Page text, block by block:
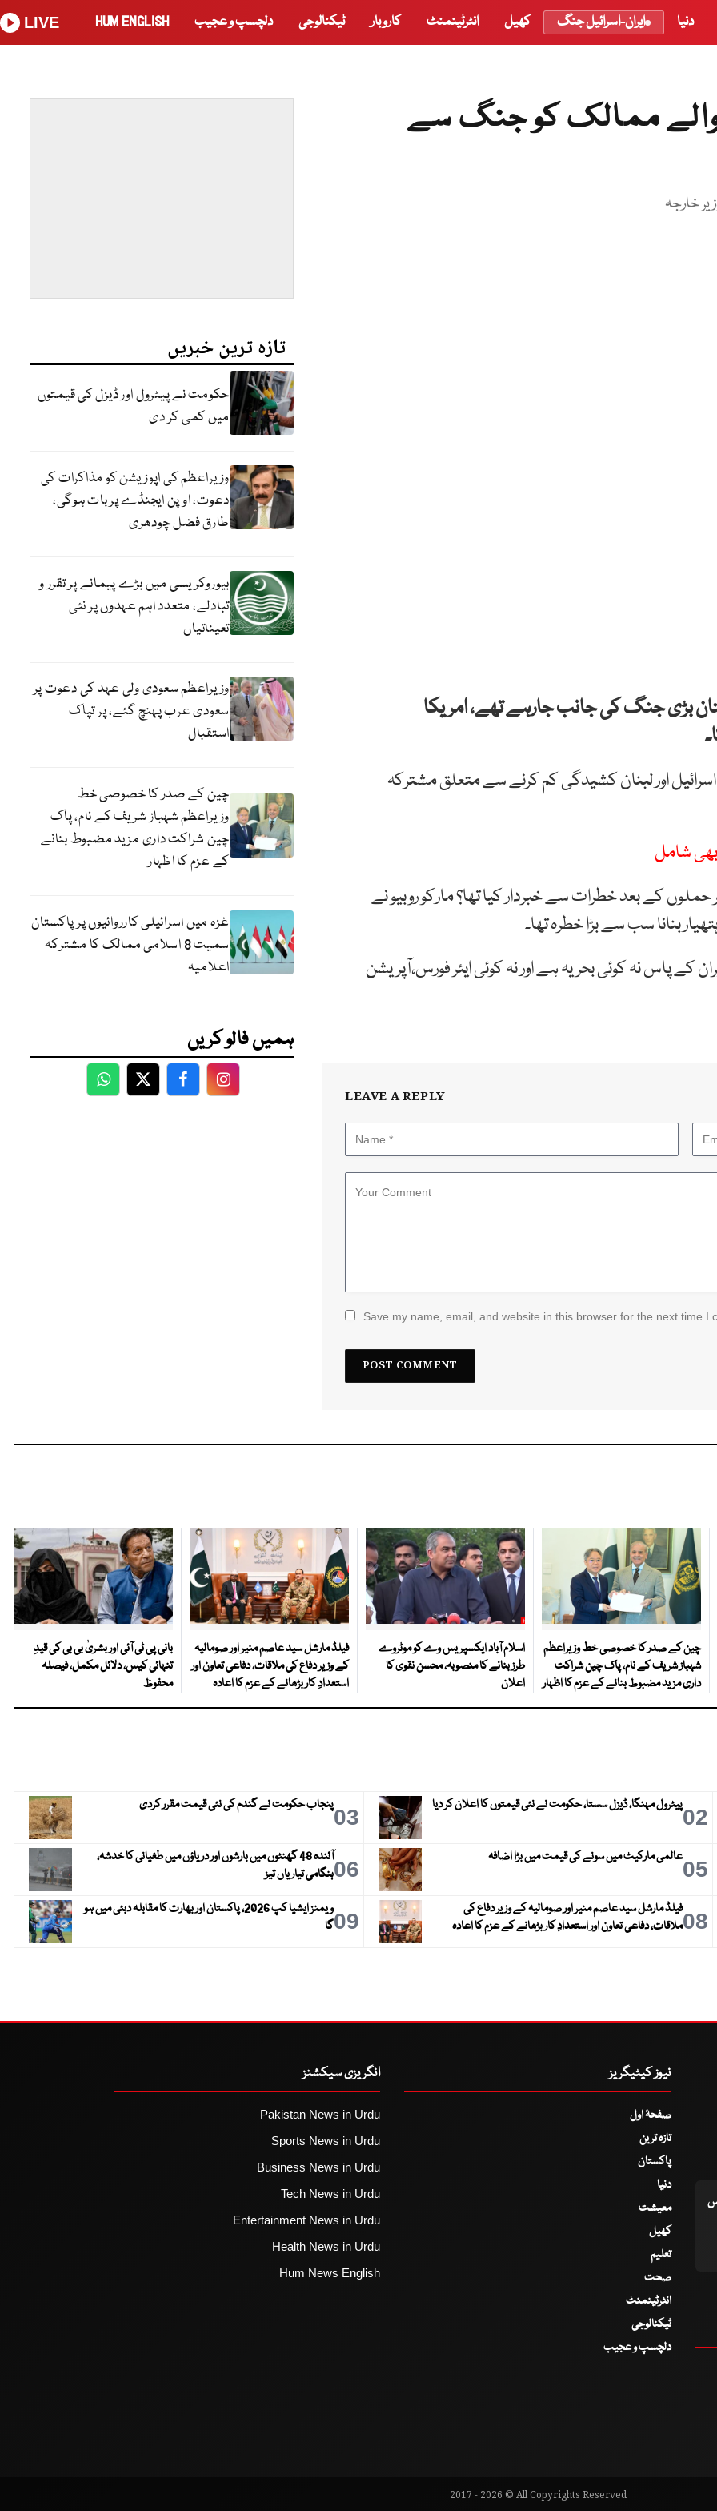
دنیا ایران-اسرائیل جنگ کھیل انٹرٹینمنٹ کاروبار ٹیکنالوجی دلچسپ و عجیب HUM ENGLISH
LIVE
والے ممالک کو جنگ سے
خارجہ
بڑی جنگ کی جانب جارہے تھے، امریکا
اسرائیل اور لبنان کشیدگی کم کرنے سے متعلق مشترکہ
بھی شامل
کے بعد خطرات سے خبردار کیا تھا؟ مارکو روبیو نے
بنانا سب سے بڑا خطرہ تھا۔
کے پاس نہ کوئی بحریہ ہے اور نہ کوئی ایئر فورس،آپریشن
LEAVE A REPLY
Save my name, email, and website in this browser for the next time I
تازہ ترین خبریں
حکومت نے پیٹرول اور ڈیزل کی قیمتوں
میں کمی کر دی
وزیراعظم کی اپوزیشن کو مذاکرات کی
دعوت، اوپن ایجنڈے پر بات ہوگی،
طارق فضل چودھری
بیوروکریسی میں بڑے پیمانے پر تقرر و
تبادلے، متعدد اہم عہدوں پر نئی
تعیناتیاں
وزیراعظم سعودی ولی عہد کی دعوت پر
سعودی عرب پہنچ گئے، پر تپاک
استقبال
چین کے صدر کا خصوصی خط
وزیراعظم شہباز شریف کے نام، پاک
چین شراکت داری مزید مضبوط بنانے
کے عزم کا اظہار
غزہ میں اسرائیلی کارروائیوں پر پاکستان
سمیت 8 اسلامی ممالک کا مشترکہ
اعلامیہ
ہمیں فالو کریں
WhatsApp
TwitterFacebookFacebook
چین کے صدر کا خصوصی خط وزیراعظم
شہباز شریف کے نام، پاک چین شراکت
داری مزید مضبوط بنانے کے عزم کا اظہار
اسلام آباد ایکسپریس وے کو موٹروے
طرز بنانے کا منصوبہ، محسن نقوی کا
اعلان
فیلڈ مارشل سید عاصم منیر اور صومالیہ
کے وزیر دفاع کی ملاقات، دفاعی تعاون اور
استعدادِ کار بڑھانے کے عزم کا اعادہ
بانی پی ٹی آئی اور بشریٰ بی بی کی قیدِ
تنہائی کیس، دلائل مکمل، فیصلہ
محفوظ
02پیٹرول مہنگا، ڈیزل سستا، حکومت نے نئی قیمتوں کا اعلان کر دیا 03پنجاب حکومت نے گندم کی نئی قیمت مقرر کردی
05عالمی مارکیٹ میں سونے کی قیمت میں بڑا اضافہ 06
آئندہ 48 گھنٹوں میں بارشوں اور دریاؤں میں طغیانی کا خدشہ،
ہنگامی تیاریاں تیز
08فیلڈ مارشل سید عاصم منیر اور صومالیہ کے وزیر دفاع کی
ملاقات، دفاعی تعاون اور استعدادِ کار بڑھانے کے عزم کا اعادہ
09
ویمنز ایشیا کپ 2026، پاکستان اور بھارت کا مقابلہ دبئی میں ہو
گا
نیوز کیٹیگریز
صفحۂ اول
تازہ ترین
پاکستان
دنیا
معیشت
کھیل
تعلیم
صحت
انٹرٹینمنٹ
ٹیکنالوجی
دلچسپ و عجیب
انگریزی سیکشنز
Pakistan News in Urdu
Sports News in Urdu
Business News in Urdu
Tech News in Urdu
Entertainment News in Urdu
Health News in Urdu
Hum News English
2017 - 2026 © All Copyrights Reserved